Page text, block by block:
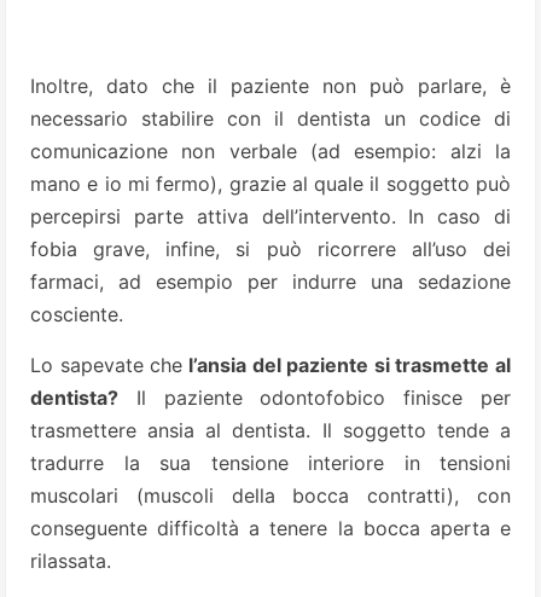
Inoltre, dato che il paziente non può parlare, è
necessario stabilire con il dentista un codice di
comunicazione non verbale (ad esempio: alzi la
mano e io mi fermo), grazie al quale il soggetto può
percepirsi parte attiva dell’intervento. In caso di
fobia grave, infine, si può ricorrere all’uso dei
farmaci, ad esempio per indurre una sedazione
cosciente.
Lo sapevate che l’ansia del paziente si trasmette al
dentista? Il paziente odontofobico finisce per
trasmettere ansia al dentista. Il soggetto tende a
tradurre la sua tensione interiore in tensioni
muscolari (muscoli della bocca contratti), con
conseguente difficoltà a tenere la bocca aperta e
rilassata.